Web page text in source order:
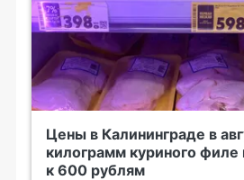
Цены в Калининграде в
килограмм куриного
к 600 рублям